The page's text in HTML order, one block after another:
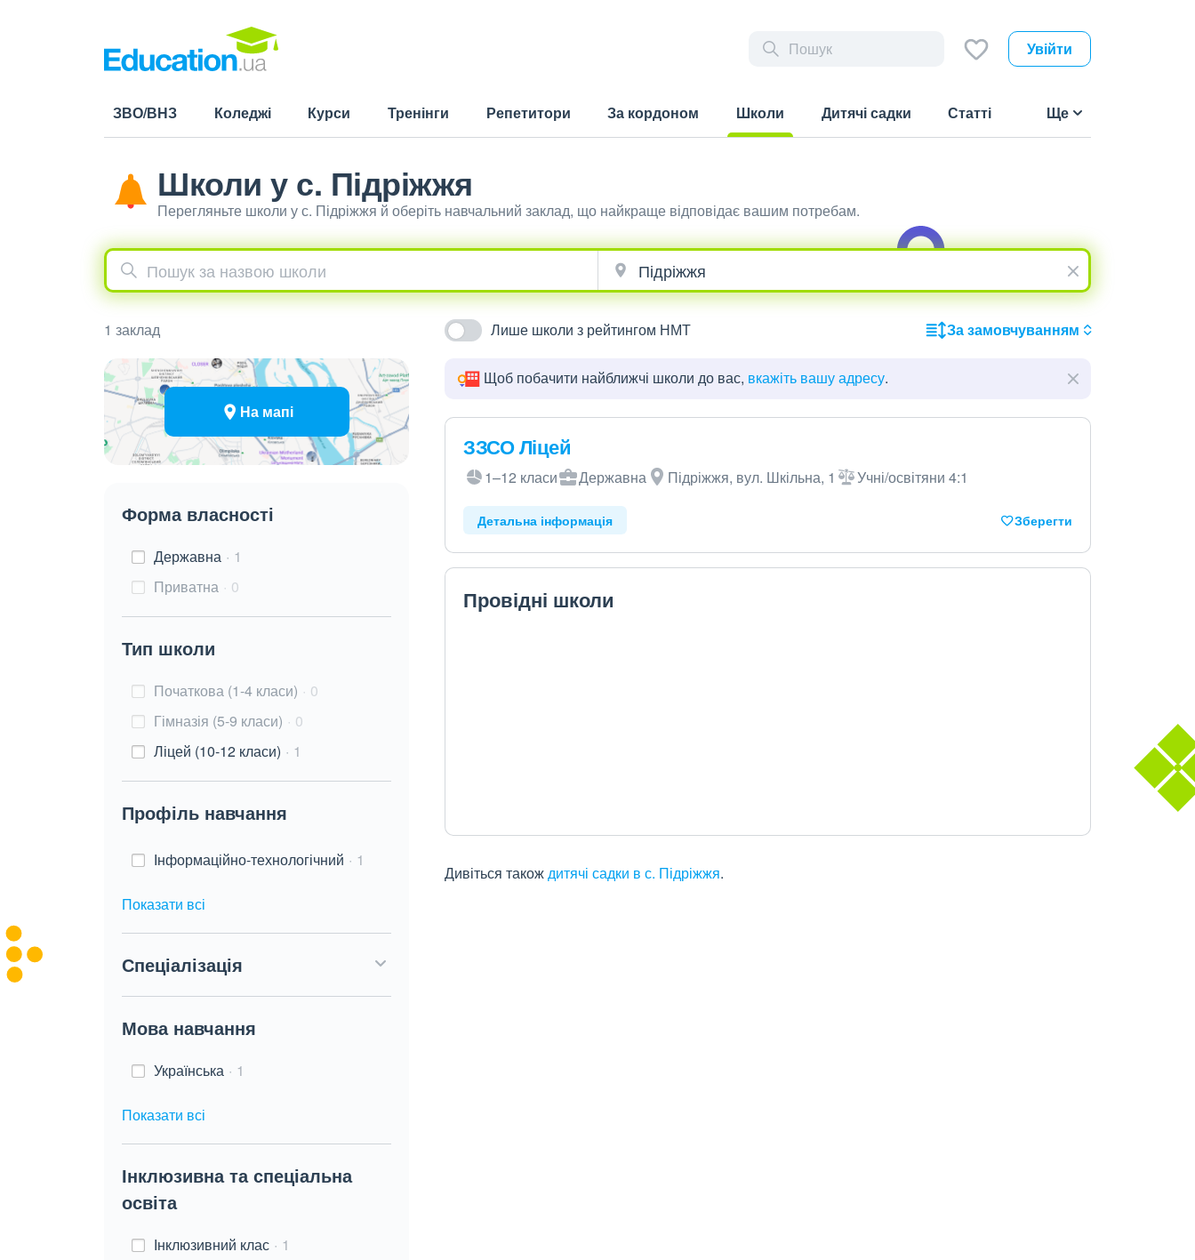
Увійти
ЗВО/ВНЗ Коледжі Курси Тренінги Репетитори За кордоном
Школи
Дитячі садки Статті Ще
Школи у с. Підріжжя
Перегляньте школи у с. Підріжжя й оберіть навчальний заклад, що найкраще відповідає вашим потребам.
1 заклад Лише школи з рейтингом НМТ За замовчуванням
На мапі
Форма власності
Державна
1
Приватна
0
Тип школи
Початкова (1-4 класи)
0
Гімназія (5-9 класи)
0
Ліцей (10-12 класи)
1
Профіль навчання
Інформаційно-технологічний 1
Показати всі
Спеціалізація
Мова навчання
Українська 1
Показати всі
Інклюзивна та спеціальна
освіта
Інклюзивний клас 1
Щоб побачити найближчі школи до вас, вкажіть вашу адресу.
ЗЗСО Ліцей
1–12 класи Державна Підріжжя, вул. Шкільна, 1 Учні/освітяни 4:1
Детальна інформація Зберегти
Провідні школи
Дивіться такождитячі садки в с. Підріжжя.